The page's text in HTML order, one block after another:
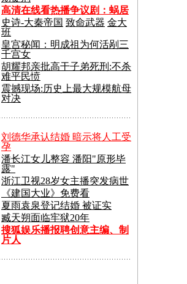
高清在线看热播争议剧： 蜗居
史诗-大秦帝国 致命武器 金大
班
皇宫秘闻：明成祖为何活剐三
千宫女
胡耀邦亲批高干子弟死刑:不杀
难平民愤
震撼现场:历史上最大规模航母
对决
刘德华承认结婚 暗示将人工受
孕
潘长江女儿整容 潘阳"原形毕
露"
浙江卫视28岁女主播突发病世
《建国大业》免费看
夏雨袁泉登记结婚 被证实
臧天朔面临牢狱20年
搜狐娱乐播报聘创意主编、制
片人